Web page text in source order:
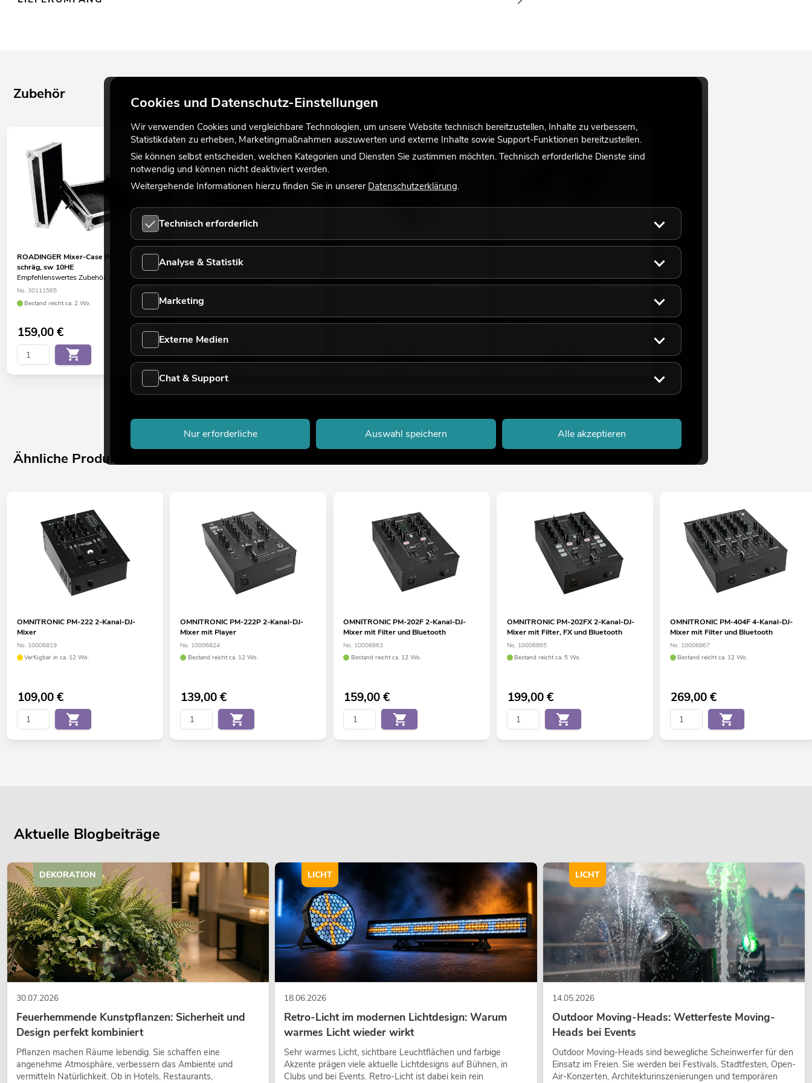
Zubehör
ROADINGER Mixer-Case Profi MCB-19,
schräg, sw 10HE
Empfehlenswertes Zubehör
No. 30111565
Bestand reicht ca. 2 Wo.
159,00€
OMNITRONIC LH-083 Stereo-Isolator
RCA S
Empfehlenswertes Zubehör
Liefertermin nicht bekannt
34,90€
Empfehlenswertes Zubehör
Empfehlenswertes Zubehör
Ähnliche Produkte
OMNITRONIC PM-222 2-Kanal-DJ-
Mixer
No. 10006819
Verfügbar in ca. 12 Wo.
109,00€
OMNITRONIC PM-222P 2-Kanal-DJ-
Mixer mit Player
No. 10006824
Bestand reicht ca. 12 Wo.
139,00€
OMNITRONIC PM-202F 2-Kanal-DJ-
Mixer mit Filter und Bluetooth
No. 10006863
Bestand reicht ca. 12 Wo.
159,00€
OMNITRONIC PM-202FX 2-Kanal-DJ-
Mixer mit Filter, FX und Bluetooth
No. 10006865
Bestand reicht ca. 5 Wo.
199,00€
OMNITRONIC PM-404F 4-Kanal-DJ-
Mixer mit Filter und Bluetooth
No. 10006867
Bestand reicht ca. 12 Wo.
269,00€
Aktuelle Blogbeiträge
30.07.2026
Feuerhemmende Kunstpflanzen: Sicherheit und
Design perfekt kombiniert
Pflanzen machen Räume lebendig. Sie schaffen eine
angenehme Atmosphäre, verbessern das Ambiente und
vermitteln Natürlichkeit. Ob in Hotels, Restaurants,
DEKORATION
18.06.2026
Retro-Licht im modernen Lichtdesign: Warum
warmes Licht wieder wirkt
Sehr warmes Licht, sichtbare Leuchtflächen und farbige
Akzente prägen viele aktuelle Lichtdesigns auf Bühnen, in
Clubs und bei Events. Retro-Licht ist dabei kein rein
LICHT
14.05.2026
Outdoor Moving-Heads: Wetterfeste Moving-
Heads bei Events
Outdoor Moving-Heads sind bewegliche Scheinwerfer für den
Einsatz im Freien. Sie werden bei Festivals, Stadtfesten, Open-
Air-Konzerten, Architekturinszenierungen und temporären
LICHT
Cookies und Datenschutz-Einstellungen
Wir verwenden Cookies und vergleichbare Technologien, um unsere Website technisch bereitzustellen, Inhalte zu verbessern,
Statistikdaten zu erheben, Marketingmaßnahmen auszuwerten und externe Inhalte sowie Support-Funktionen bereitzustellen.
Sie können selbst entscheiden, welchen Kategorien und Diensten Sie zustimmen möchten. Technisch erforderliche Dienste sind
notwendig und können nicht deaktiviert werden.
Weitergehende Informationen hierzu finden Sie in unserer Datenschutzerklärung.
Technisch erforderlich
Analyse & Statistik
Marketing
Externe Medien
Chat & Support
Nur erforderliche Auswahl speichern Alle akzeptieren